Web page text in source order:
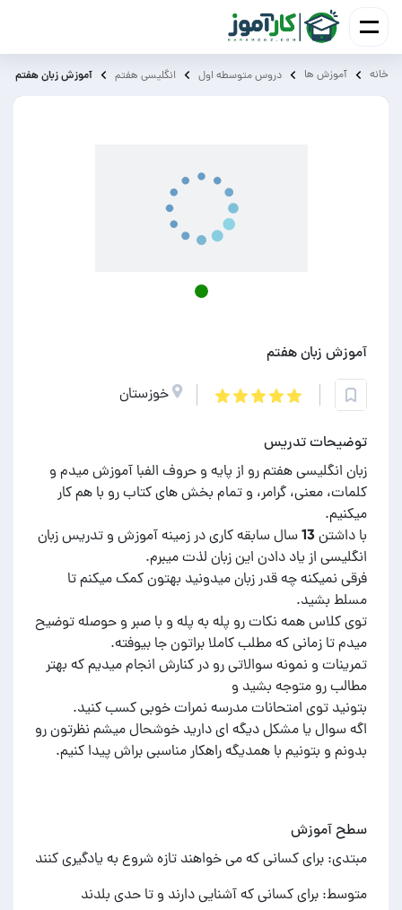
خانه آموزش ‌ها دروس متوسطه اول انگلیسی هفتم آموزش زبان هفتم
آموزش زبان هفتم
خوزستان
توضیحات تدریس
زبان انگلیسی هفتم رو از پایه و حروف الفبا آموزش میدم و
کلمات، معنی، گرامر، و تمام بخش های کتاب رو با هم کار
با داشتن 13 سال سابقه کاری در زمینه آموزش و تدریس زبان
فرقی نمیکنه چه قدر زبان میدونید بهتون کمک میکنم تا
توی کلاس همه نکات رو پله به پله و با صبر و حوصله توضیح
تمرینات و نمونه سوالاتی رو در کنارش انجام میدیم که بهتر
اگه سوال یا مشکل دیگه ای دارید خوشحال میشم نظرتون رو
بدونم و بتونیم با همدیگه راهکار مناسبی براش پیدا کنیم.
سطح آموزش
مبتدی: برای کسانی که می خواهند تازه شروع به یادگیری کنند
متوسط: برای کسانی که آشنایی دارند و تا حدی بلدند